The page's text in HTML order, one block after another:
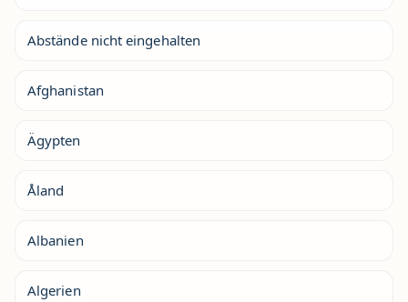
Abstände nicht eingehalten
Afghanistan
Ägypten
Åland
Albanien
Algerien